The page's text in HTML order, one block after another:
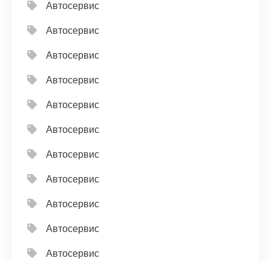
Автосервис
Автосервис
Автосервис
Автосервис
Автосервис
Автосервис
Автосервис
Автосервис
Автосервис
Автосервис
Автосервис